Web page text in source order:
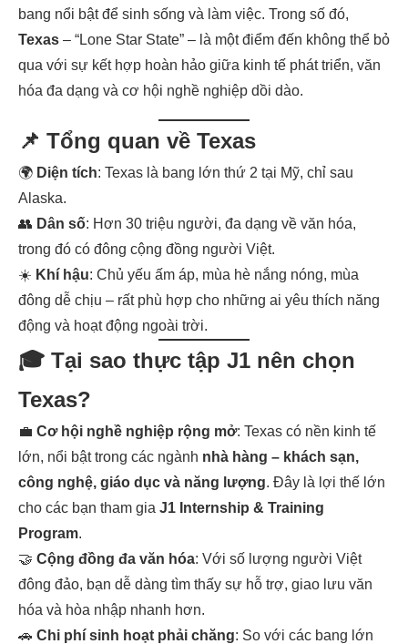
bang nổi bật để sinh sống và làm việc. Trong số đó,
Texas – “Lone Star State” – là một điểm đến không thể bỏ
qua với sự kết hợp hoàn hảo giữa kinh tế phát triển, văn
hóa đa dạng và cơ hội nghề nghiệp dồi dào.
📌 Tổng quan về Texas
🌍 Diện tích: Texas là bang lớn thứ 2 tại Mỹ, chỉ sau
Alaska.
👥 Dân số: Hơn 30 triệu người, đa dạng về văn hóa,
trong đó có đông cộng đồng người Việt.
☀️ Khí hậu: Chủ yếu ấm áp, mùa hè nắng nóng, mùa
đông dễ chịu – rất phù hợp cho những ai yêu thích năng
động và hoạt động ngoài trời.
🎓 Tại sao thực tập J1 nên chọn
Texas?
💼 Cơ hội nghề nghiệp rộng mở: Texas có nền kinh tế
lớn, nổi bật trong các ngành nhà hàng – khách sạn,
công nghệ, giáo dục và năng lượng. Đây là lợi thế lớn
cho các bạn tham gia J1 Internship & Training
Program.
🤝 Cộng đồng đa văn hóa: Với số lượng người Việt
đông đảo, bạn dễ dàng tìm thấy sự hỗ trợ, giao lưu văn
hóa và hòa nhập nhanh hơn.
🚗 Chi phí sinh hoạt phải chăng: So với các bang lớn